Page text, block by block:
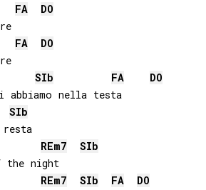
FA
DO
Cose inutili da fare
FA
DO
SIb FA
DO
abbiamo nella testa
SIb
ma il tuo sorriso resta
REm7
SIb
  In the middle of the night
REm7 SIb FA
DO